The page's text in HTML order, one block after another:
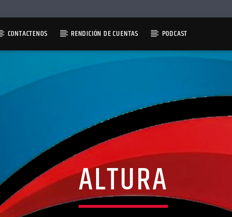
CONTACTENOS RENDICIÓN DE CUENTAS PODCAST
ALTURA